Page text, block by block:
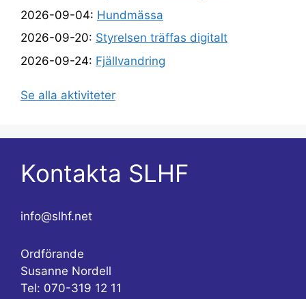
2026-09-04: Hundmässa
2026-09-20: Styrelsen träffas digitalt
2026-09-24: Fjällvandring
Se alla aktiviteter
Kontakta SLHF
info@slhf.net
Ordförande
Susanne Nordell
Tel: 070-319 12 11